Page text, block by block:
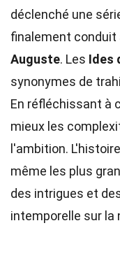
déclenché une
finalement conduit
Auguste. Les Ides
synonymes de
En réfléchissant à
mieux les
l'ambition.
même les plus
des intrigues et
intemporelle sur la